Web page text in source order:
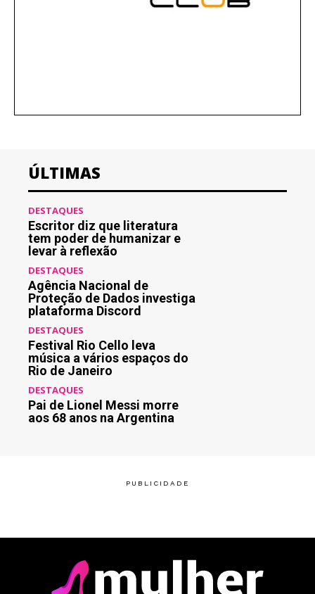
ÚLTIMAS
DESTAQUES
Escritor diz que literatura
tem poder de humanizar e
levar à reflexão
DESTAQUES
Agência Nacional de
Proteção de Dados investiga
plataforma Discord
DESTAQUES
Festival Rio Cello leva
música a vários espaços do
Rio de Janeiro
DESTAQUES
Pai de Lionel Messi morre
aos 68 anos na Argentina